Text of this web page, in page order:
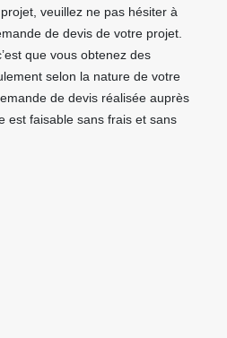
veuillez ne pas hésiter à
de devis de votre projet.
que vous obtenez des
selon la nature de votre
de devis réalisée auprès
est faisable sans frais et sans